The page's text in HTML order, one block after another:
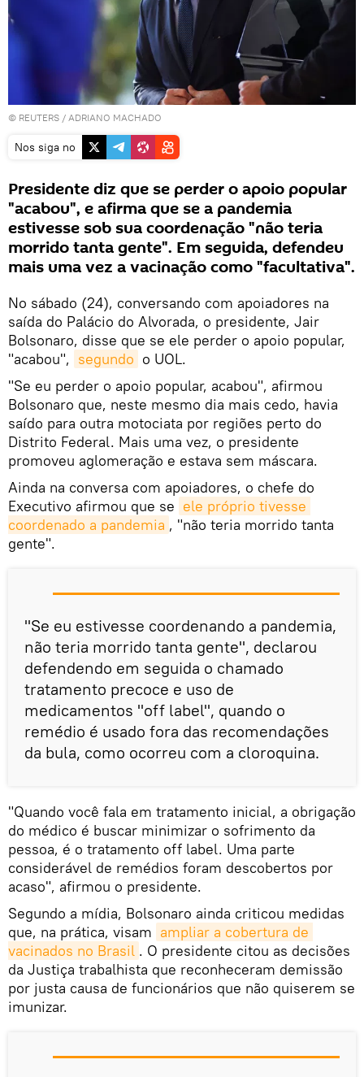
© REUTERS / ADRIANO MACHADO
Nos siga no
Presidente diz que se perder o apoio popular
"acabou", e afirma que se a pandemia
estivesse sob sua coordenação "não teria
morrido tanta gente". Em seguida, defendeu
mais uma vez a vacinação como "facultativa".
No sábado (24), conversando com apoiadores na
saída do Palácio do Alvorada, o presidente, Jair
Bolsonaro, disse que se ele perder o apoio popular,
"acabou", segundo o UOL.
"Se eu perder o apoio popular, acabou", afirmou
Bolsonaro que, neste mesmo dia mais cedo, havia
saído para outra motociata por regiões perto do
Distrito Federal. Mais uma vez, o presidente
promoveu aglomeração e estava sem máscara.
Ainda na conversa com apoiadores, o chefe do
Executivo afirmou que se ele próprio tivesse
coordenado a pandemia , "não teria morrido tanta
gente".
"Se eu estivesse coordenando a pandemia,
não teria morrido tanta gente", declarou
defendendo em seguida o chamado
tratamento precoce e uso de
medicamentos "off label", quando o
remédio é usado fora das recomendações
da bula, como ocorreu com a cloroquina.
"Quando você fala em tratamento inicial, a obrigação
do médico é buscar minimizar o sofrimento da
pessoa, é o tratamento off label. Uma parte
considerável de remédios foram descobertos por
acaso", afirmou o presidente.
Segundo a mídia, Bolsonaro ainda criticou medidas
que, na prática, visam ampliar a cobertura de
vacinados no Brasil . O presidente citou as decisões
da Justiça trabalhista que reconheceram demissão
por justa causa de funcionários que não quiserem se
imunizar.